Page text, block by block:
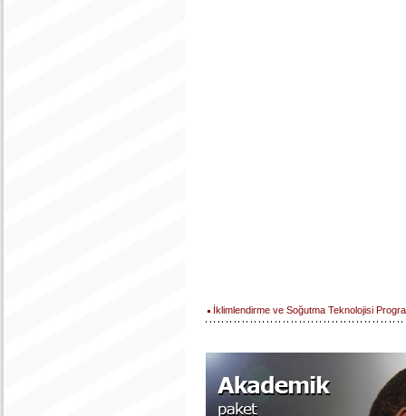
İklimlendirme ve Soğutma Teknolojisi